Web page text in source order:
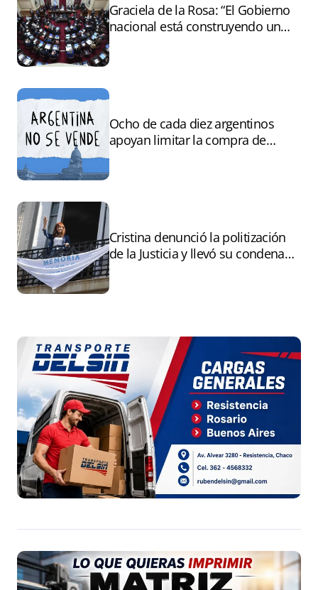
Graciela de la Rosa: “El Gobierno
nacional está construyendo un
Ocho de cada diez argentinos
apoyan limitar la compra de
Cristina denunció la politización
de la Justicia y llevó su condena